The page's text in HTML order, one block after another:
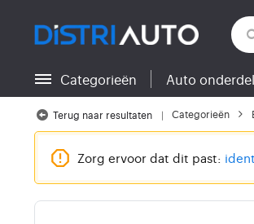
Terug naar categorieën
Categorieën Auto
Terug naar resultaten Categorieën
Zorg ervoor dat dit past: